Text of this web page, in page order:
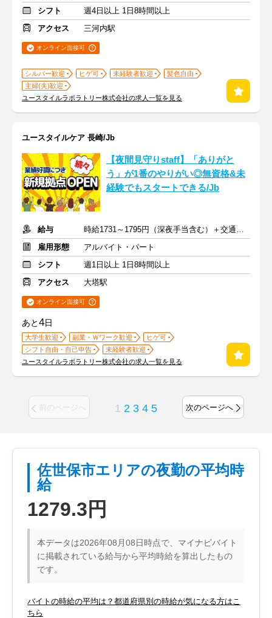
シフト
週4日以上 1日8時間以上
アクセス
三河内駅
オンライン面接可
シルバー歓迎 ヒゲ可 未経験者歓迎
髪色自由
主婦(夫)歓迎
ユースタイルラボラトリー株式会社の求人一覧を見る
ユースタイルケア 長崎/Jb
【夜間見守りstaff】「ありがと
う」が1番のやりがい◎無資格&未
経験でもスタートできる/Jb
給与
時給1731～1795円（深夜手当含む）＋交通費支給
雇用形態
アルバイト・パート
シフト
週1日以上 1日8時間以上
アクセス
大塔駅
オンライン面接可
あと4日
大学生歓迎 副業・Ｗワーク歓迎
ヒゲ可
シフト自由・自己申告
未経験者歓迎
ユースタイルラボラトリー株式会社の求人一覧を見る
前のページへ 1 2 3 4 5 次のページへ
佐世保市エリアの夜勤の平均時
給
1279.3円
本データは2026年08月08日時点で、マイナビバイト
に掲載されている給与から平均時給を算出したもの
です。
バイトの時給の平均は？都道府県別の時給が気になる方はこ
ちら